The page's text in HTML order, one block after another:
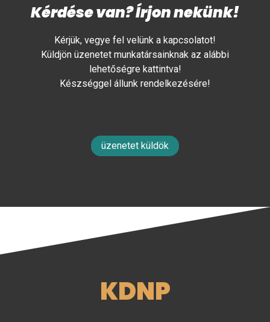
Kérdése van? Írjon nekünk!
Kérjük, vegye fel velünk a kapcsolatot!
Küldjön üzenetet munkatársainknak az alábbi
lehetőségre kattintva!
Készséggel állunk rendelkezésére!
üzenetet küldök
KDNP